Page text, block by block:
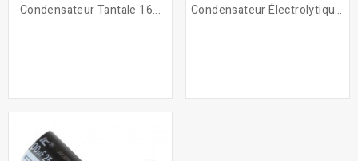
Condensateur Tantale 16... Condensateur Électrolytique...